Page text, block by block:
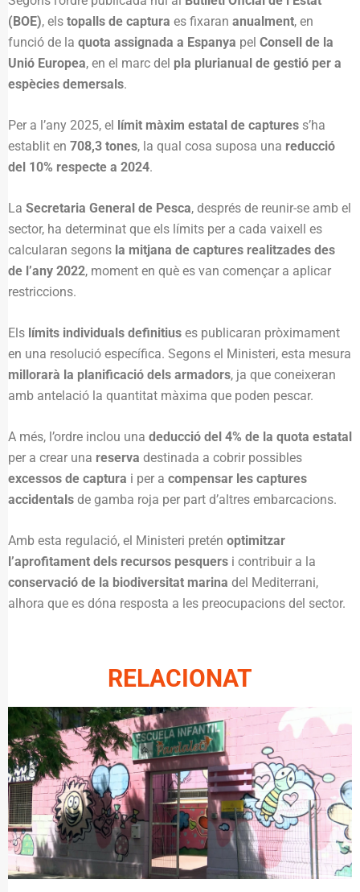
(BOE), els topalls de captura es fixaran anualment, en
funció de la quota assignada a Espanya pel Consell de la
Unió Europea, en el marc del pla plurianual de gestió per a
espècies demersals.
Per a l’any 2025, el límit màxim estatal de captures s’ha
establit en 708,3 tones, la qual cosa suposa una reducció
del 10% respecte a 2024.
La Secretaria General de Pesca, després de reunir-se amb el
sector, ha determinat que els límits per a cada vaixell es
calcularan segons la mitjana de captures realitzades des
de l’any 2022, moment en què es van començar a aplicar
restriccions.
Els límits individuals definitius es publicaran pròximament
en una resolució específica. Segons el Ministeri, esta mesura
millorarà la planificació dels armadors, ja que coneixeran
amb antelació la quantitat màxima que poden pescar.
A més, l’ordre inclou una deducció del 4% de la quota estatal
per a crear una reserva destinada a cobrir possibles
excessos de captura i per a compensar les captures
accidentals de gamba roja per part d’altres embarcacions.
Amb esta regulació, el Ministeri pretén optimitzar
l’aprofitament dels recursos pesquers i contribuir a la
conservació de la biodiversitat marina del Mediterrani,
alhora que es dóna resposta a les preocupacions del sector.
RELACIONAT